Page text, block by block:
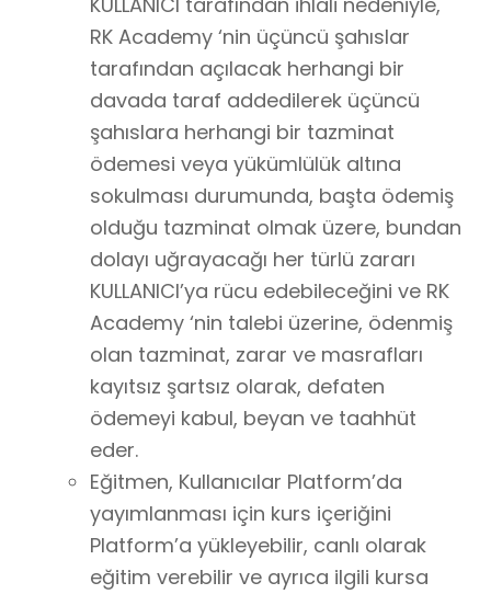
RK Academy ‘nin üçüncü şahıslar
tarafından açılacak herhangi bir
davada taraf addedilerek üçüncü
şahıslara herhangi bir tazminat
ödemesi veya yükümlülük altına
sokulması durumunda, başta ödemiş
olduğu tazminat olmak üzere, bundan
dolayı uğrayacağı her türlü zararı
KULLANICI’ya rücu edebileceğini ve RK
Academy ‘nin talebi üzerine, ödenmiş
olan tazminat, zarar ve masrafları
kayıtsız şartsız olarak, defaten
ödemeyi kabul, beyan ve taahhüt
eder.
Eğitmen, Kullanıcılar Platform’da
yayımlanması için kurs içeriğini
Platform’a yükleyebilir, canlı olarak
eğitim verebilir ve ayrıca ilgili kursa